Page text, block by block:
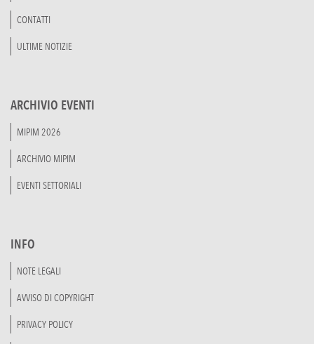
CONTATTI
ULTIME NOTIZIE
ARCHIVIO EVENTI
MIPIM 2026
ARCHIVIO MIPIM
EVENTI SETTORIALI
INFO
NOTE LEGALI
AVVISO DI COPYRIGHT
PRIVACY POLICY